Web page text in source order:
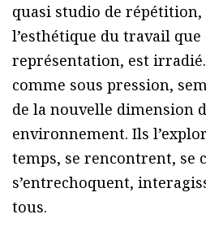
quasi studio de répétition,
l’esthétique du travail que
représentation, est
comme sous pression,
de la nouvelle dimension
environnement. Ils
temps, se rencontrent, se
s’entrechoquent,
tous.